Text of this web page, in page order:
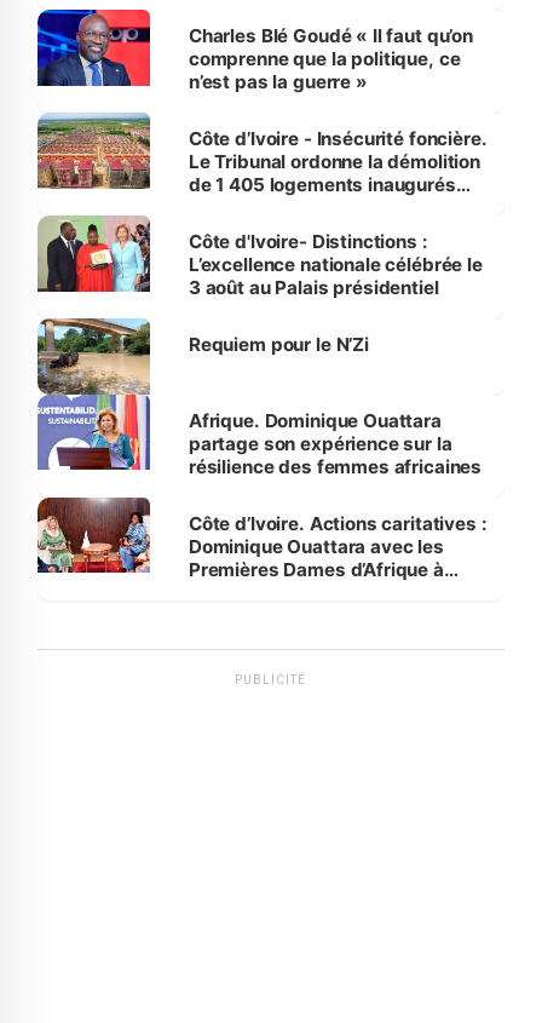
Charles Blé Goudé « Il faut qu’on
comprenne que la politique, ce
n’est pas la guerre »
Côte d’Ivoire - Insécurité foncière.
Le Tribunal ordonne la démolition
de 1 405 logements inaugurés
Bassam
Côte d'Ivoire- Distinctions :
L’excellence nationale célébrée le
3 août au Palais présidentiel
Requiem pour le N’Zi
Afrique. Dominique Ouattara
partage son expérience sur la
résilience des femmes africaines
Côte d’Ivoire. Actions caritatives :
Dominique Ouattara avec les
Premières Dames d’Afrique à
PUBLICITÉ